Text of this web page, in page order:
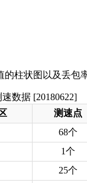
数据 [20180622]
测速点
68个
1个
25个